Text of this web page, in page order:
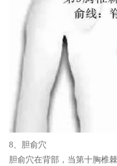
8、胆俞穴
胆俞穴在背部，当第十胸椎